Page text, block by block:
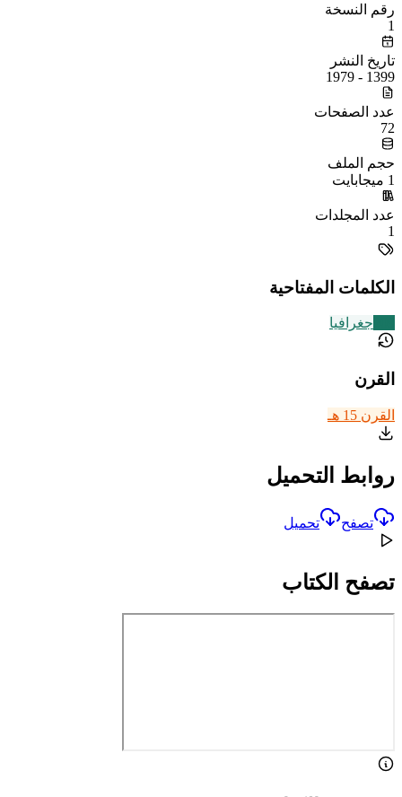
رقم النسخة
1
تاريخ النشر
1399 - 1979
عدد الصفحات
72
حجم الملف
1 ميجابايت
عدد المجلدات
1
الكلمات المفتاحية
جغرافيا
القرن
القرن 15 هـ
روابط التحميل
تصفح تحميل
تصفح الكتاب